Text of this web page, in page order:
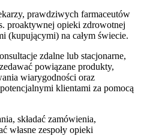
prawdziwych farmaceutów
proaktywnej opieki zdrowotnej
(kupującymi) na całym świecie.
zdalne lub stacjonarne,
powiązane produkty,
wiarygodności oraz
klientami za pomocą
składać zamówienia,
własne zespoły opieki